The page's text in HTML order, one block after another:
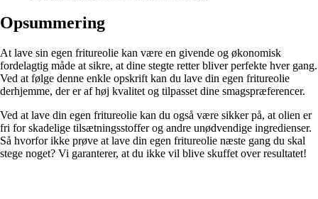
Opsummering
At lave sin egen fritureolie kan være en givende og økonomisk
fordelagtig måde at sikre, at dine stegte retter bliver perfekte hver gang.
Ved at følge denne enkle opskrift kan du lave din egen fritureolie
derhjemme, der er af høj kvalitet og tilpasset dine smagspræferencer.
Ved at lave din egen fritureolie kan du også være sikker på, at olien er
fri for skadelige tilsætningsstoffer og andre unødvendige ingredienser.
Så hvorfor ikke prøve at lave din egen fritureolie næste gang du skal
stege noget? Vi garanterer, at du ikke vil blive skuffet over resultatet!